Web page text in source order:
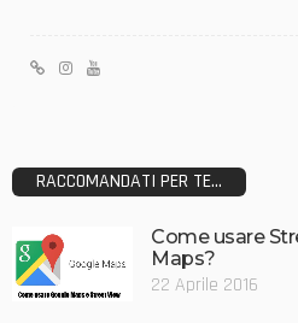
RACCOMANDATI PER TE...
Come usare
Maps?
22 Aprile 2016